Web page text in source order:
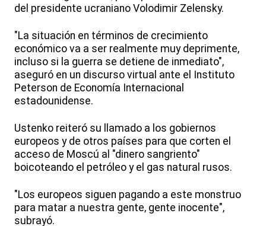
del presidente ucraniano Volodimir Zelensky.
"La situación en términos de crecimiento
económico va a ser realmente muy deprimente,
incluso si la guerra se detiene de inmediato",
aseguró en un discurso virtual ante el Instituto
Peterson de Economía Internacional
estadounidense.
Ustenko reiteró su llamado a los gobiernos
europeos y de otros países para que corten el
acceso de Moscú al "dinero sangriento"
boicoteando el petróleo y el gas natural rusos.
"Los europeos siguen pagando a este monstruo
para matar a nuestra gente, gente inocente",
subrayó.